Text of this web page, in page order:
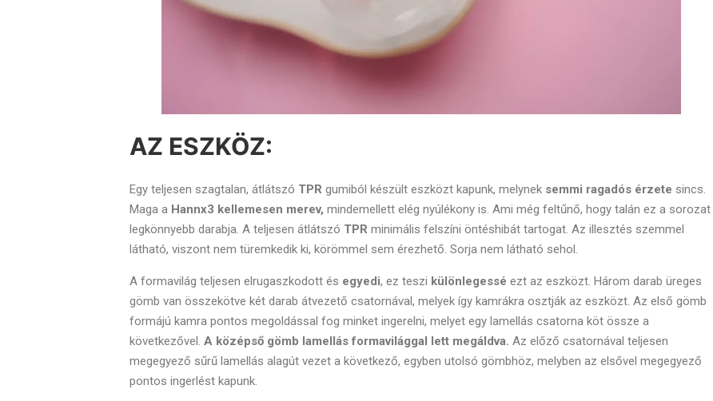
AZ ESZKÖZ:
Egy teljesen szagtalan, átlátszó TPR gumiból készült eszközt kapunk, melynek semmi ragadós érzete sincs.
Maga a Hannx3 kellemesen merev, mindemellett elég nyúlékony is. Ami még feltűnő, hogy talán ez a sorozat
legkönnyebb darabja. A teljesen átlátszó TPR minimális felszíni öntéshibát tartogat. Az illesztés szemmel
látható, viszont nem türemkedik ki, körömmel sem érezhető. Sorja nem látható sehol.
A formavilág teljesen elrugaszkodott és egyedi, ez teszi különlegessé ezt az eszközt. Három darab üreges
gömb van összekötve két darab átvezető csatornával, melyek így kamrákra osztják az eszközt. Az első gömb
formájú kamra pontos megoldással fog minket ingerelni, melyet egy lamellás csatorna köt össze a
következővel. A középső gömb lamellás formavilággal lett megáldva. Az előző csatornával teljesen
megegyező sűrű lamellás alagút vezet a következő, egyben utolsó gömbhöz, melyben az elsővel megegyező
pontos ingerlést kapunk.